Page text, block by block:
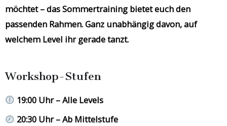
möchtet – das Sommertraining bietet euch den
passenden Rahmen. Ganz unabhängig davon, auf
welchem Level ihr gerade tanzt.
Workshop-Stufen
19:00 Uhr – Alle Levels
20:30 Uhr – Ab Mittelstufe